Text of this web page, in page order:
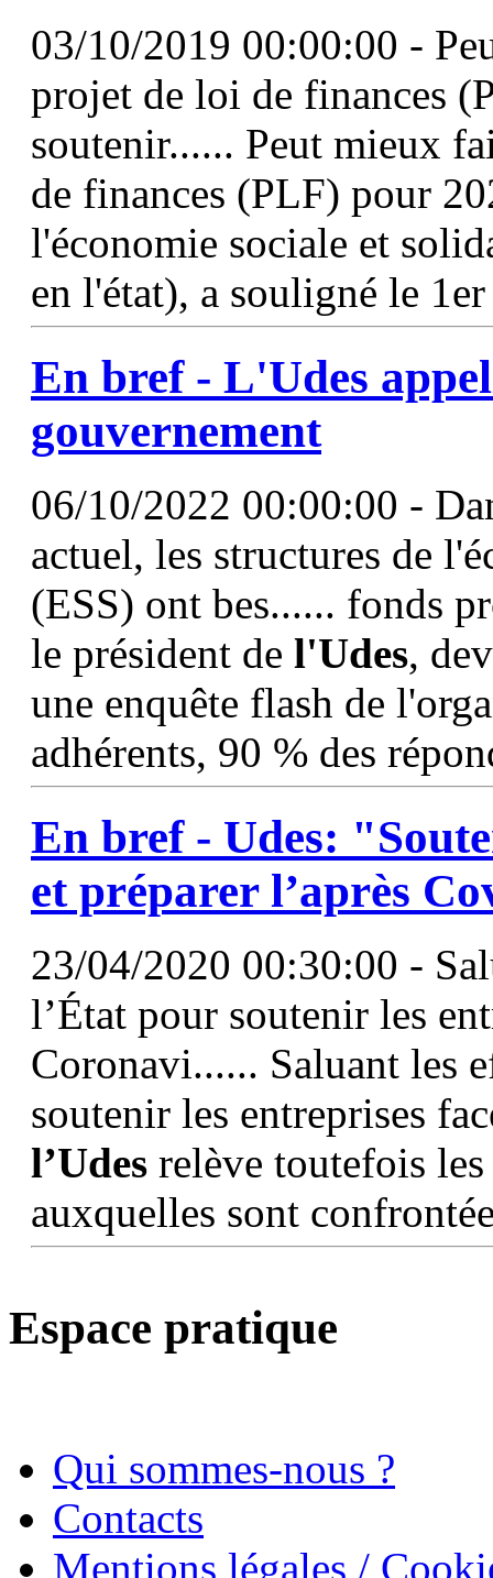
03/10/2019 00:00:00 -
projet de loi de finances
soutenir...... Peut mieux
de finances (PLF) pour
l'économie sociale et
en l'état), a souligné le
En bref - L'Udes
gouvernement
06/10/2022 00:00:00 -
actuel, les structures de
(ESS) ont bes...... fonds
le président de l'Udes,
une enquête flash de
adhérents, 90 % des
En bref - Udes:
et préparer l’après
23/04/2020 00:30:00 -
l’État pour soutenir les
Coronavi...... Saluant les
soutenir les entreprises
l’Udes relève toutefois
auxquelles sont
Espace pratique
Qui sommes-nous ?
Contacts
Mentions légales /